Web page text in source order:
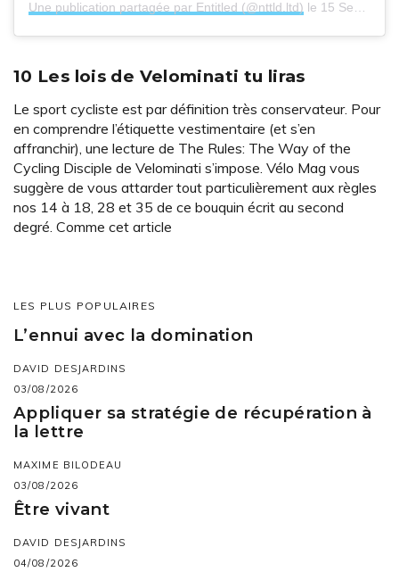
Une publication partagée par Entitled (@nttld.ltd) le 15 Sept. 2018 à 5 :50 PDT
10 Les lois de Velominati tu liras
Le sport cycliste est par définition très conservateur. Pour
en comprendre l’étiquette vestimentaire (et s’en
affranchir), une lecture de The Rules: The Way of the
Cycling Disciple de Velominati s’impose. Vélo Mag vous
suggère de vous attarder tout particulièrement aux règles
nos 14 à 18, 28 et 35 de ce bouquin écrit au second
degré. Comme cet article
LES PLUS POPULAIRES
L’ennui avec la domination
DAVID DESJARDINS
03/08/2026
Appliquer sa stratégie de récupération à
la lettre
MAXIME BILODEAU
03/08/2026
Être vivant
DAVID DESJARDINS
04/08/2026